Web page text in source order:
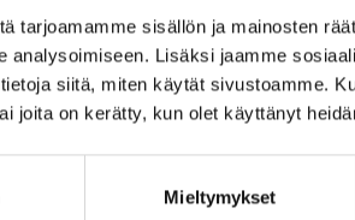
tarjoamamme sisällön ja mainosten
analysoimiseen. Lisäksi jaamme
siitä, miten käytät sivustoamme.
joita on kerätty, kun olet käyttänyt
Mieltymykset
Andra